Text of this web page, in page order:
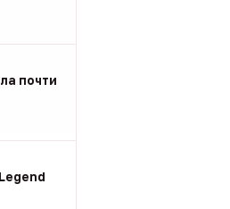
почти